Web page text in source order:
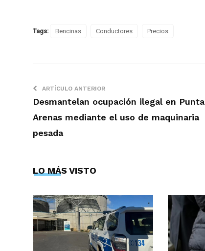
Tags: Bencinas Conductores Precios
ARTÍCULO ANTERIOR
Desmantelan ocupación ilegal en Punta
Arenas mediante el uso de maquinaria
pesada
LO MÁS VISTO